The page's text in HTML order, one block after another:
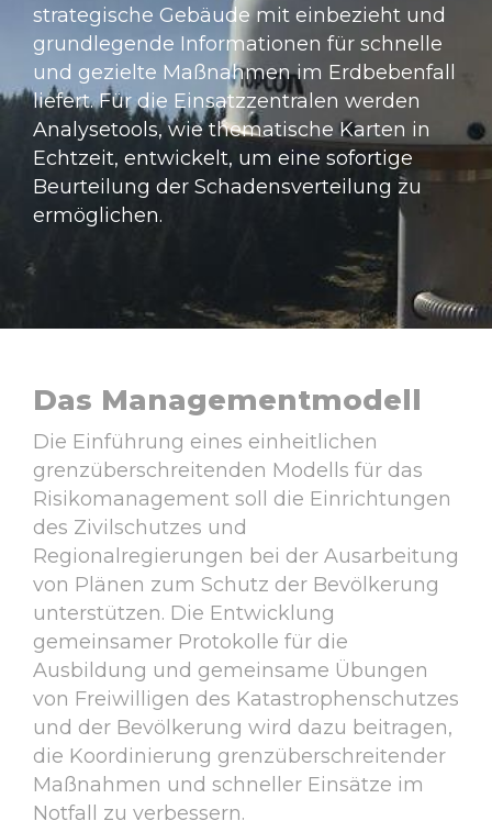
strategische Gebäude mit einbezieht und
grundlegende Informationen für schnelle
und gezielte Maßnahmen im Erdbebenfall
liefert. Für die Einsatzzentralen werden
Analysetools, wie thematische Karten in
Echtzeit, entwickelt, um eine sofortige
Beurteilung der Schadensverteilung zu
ermöglichen.
Das Managementmodell
Die Einführung eines einheitlichen
grenzüberschreitenden Modells für das
Risikomanagement soll die Einrichtungen
des Zivilschutzes und
Regionalregierungen bei der Ausarbeitung
von Plänen zum Schutz der Bevölkerung
unterstützen. Die Entwicklung
gemeinsamer Protokolle für die
Ausbildung und gemeinsame Übungen
von Freiwilligen des Katastrophenschutzes
und der Bevölkerung wird dazu beitragen,
die Koordinierung grenzüberschreitender
Maßnahmen und schneller Einsätze im
Notfall zu verbessern.